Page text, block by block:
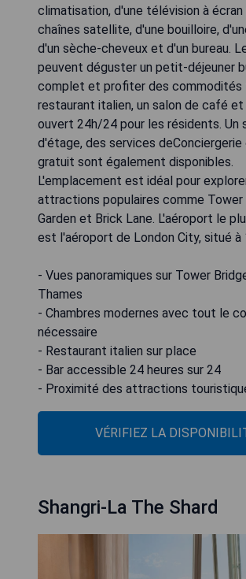
climatisation, d'une télévision à
chaînes satellite, d'une bouilloire,
d'un sèche-cheveux et d'un bureau.
peuvent déguster un petit-déjeuner
complet et profiter des commodités
restaurant italien, un salon de café et
ouvert 24h/24 pour les résidents. Un
d'étage, des services deConciergerie
gratuit sont également disponibles.
L'emplacement est idéal pour
attractions populaires comme Tower
Garden et Brick Lane. L'aéroport le
est l'aéroport de London City, situé à
- Vues panoramiques sur Tower
Thames
- Chambres modernes avec tout le
nécessaire
- Restaurant italien sur place
- Bar accessible 24 heures sur 24
- Proximité des attractions
VÉRIFIEZ LA
Shangri-La The Shard